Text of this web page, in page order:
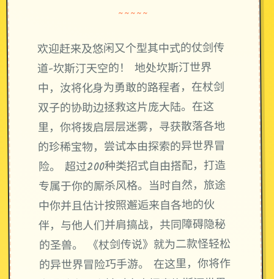
~~~~~
欢迎赶来及悠闲又个型其中式的仗剑传
道-坎斯汀天空的！ 地处坎斯汀世界
中，汝将化身为勇敢的路程者，在杖剑
双子的协助边拯救这片庞大陆。在这
里，你将拨启层层迷雾，寻获散落各地
的珍稀宝物，尝试本由探索的异世界冒
险。 超过200种类招式自由搭配，打造
专属于你的厮杀风格。当时自然，旅途
中你并且估计按照邂逅来自各地的伙
伴，与他人们并肩搞战，共同障碍隐秘
的圣兽。 《杖剑传说》就为二款怪轻松
的异世界冒险巧手游。 在这里，你将作